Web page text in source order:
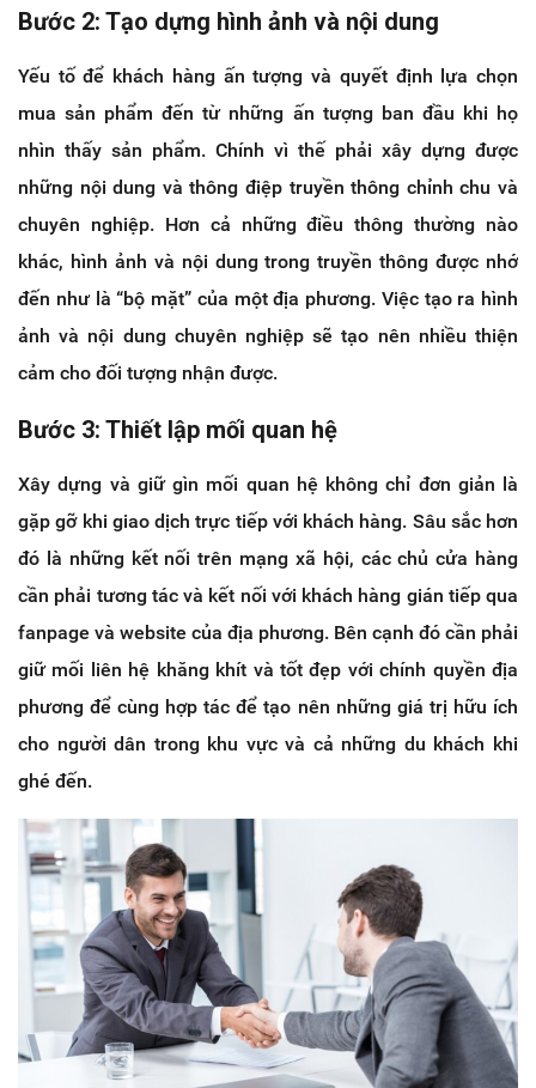
Bước 2: Tạo dựng hình ảnh và nội dung
Yếu tố để khách hàng ấn tượng và quyết định lựa chọn
mua sản phẩm đến từ những ấn tượng ban đầu khi họ
nhìn thấy sản phẩm. Chính vì thế phải xây dựng được
những nội dung và thông điệp truyền thông chỉnh chu và
chuyên nghiệp. Hơn cả những điều thông thường nào
khác, hình ảnh và nội dung trong truyền thông được nhớ
đến như là “bộ mặt” của một địa phương. Việc tạo ra hình
ảnh và nội dung chuyên nghiệp sẽ tạo nên nhiều thiện
cảm cho đối tượng nhận được.
Bước 3: Thiết lập mối quan hệ
Xây dựng và giữ gìn mối quan hệ không chỉ đơn giản là
gặp gỡ khi giao dịch trực tiếp với khách hàng. Sâu sắc hơn
đó là những kết nối trên mạng xã hội, các chủ cửa hàng
cần phải tương tác và kết nối với khách hàng gián tiếp qua
fanpage và website của địa phương. Bên cạnh đó cần phải
giữ mối liên hệ khăng khít và tốt đẹp với chính quyền địa
phương để cùng hợp tác để tạo nên những giá trị hữu ích
cho người dân trong khu vực và cả những du khách khi
ghé đến.